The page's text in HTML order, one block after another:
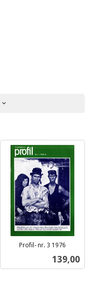
Profil- nr. 3 1976
Pris
139,00